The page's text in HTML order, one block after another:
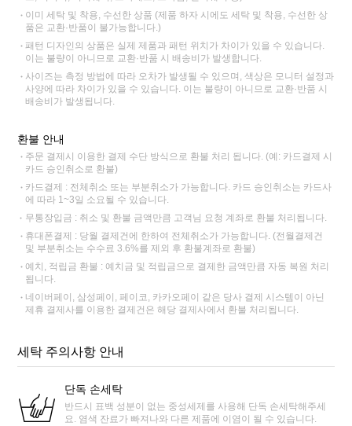
이미 세탁 및 착용, 수선한 상품 (제품 하자 시에도 세탁 및 착용, 수선한 상
품은 교환·반품이 불가능합니다.)
패턴 디자인의 상품은 실제 제품과 패턴 위치가 차이가 있을 수 있습니다.
이는 불량이 아니므로 교환·반품 시 배송비가 발생합니다.
사이즈는 측정 방법에 따라 오차가 발생될 수 있으며, 색상은 모니터 설정과
사양에 따라 차이가 있을 수 있습니다. 이는 불량이 아니므로 교환·반품 시
배송비가 발생됩니다.
환불 안내
주문 결제시 이용한 결제 수단 방식으로 환불 처리 됩니다. (예: 카드결제 시
카드 승인취소로 환불)
카드결제 : 전체취소 또는 부분취소가 가능합니다. 카드 승인취소는 카드사
에 따라 1~3일 소요될 수 있습니다.
무통장입금 : 취소 및 환불 금액만큼 고객님 요청 계좌로 환불 처리됩니다.
휴대폰결제 : 당월 결제건에 한하여 전체취소가 가능합니다. (전월결제건
및 부분취소는 수수료 3.6%를 제외 후 환불계좌로 환불)
예치, 적립금 환불 : 예치금 및 적립금으로 결제한 금액만큼 자동 복원 처리
됩니다.
네이버페이, 삼성페이, 페이코, 카카오페이 같은 당사 결제 시스템이 아닌
제휴 결제사를 이용한 결제건은 해당 결제사에서 환불 처리됩니다.
세탁 주의사항 안내
단독 손세탁
반드시 표백 성분이 없는 중성세제를 사용해 단독 손세탁해주세
요. 염색 잔료가 빠져나와 다른 제품에 이염이 될 수 있습니다.